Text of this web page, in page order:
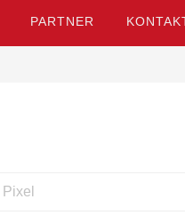
PARTNER
Pixel